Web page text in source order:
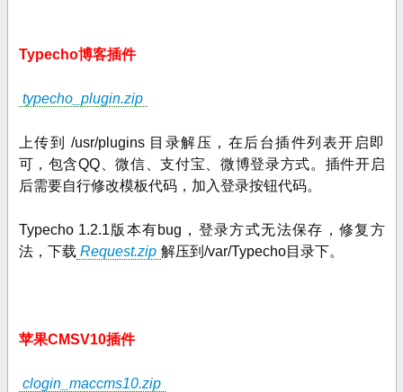
Typecho博客插件
typecho_plugin.zip
上传到 /usr/plugins 目录解压，在后台插件列表开启即
可，包含QQ、微信、支付宝 、微博登录方式。插件开启
后需要自行修改模板代码，加入登录按钮代码。
Typecho 1.2.1版本有bug，登录方式无法保存，修复方
法，下载 Request.zip 解压到/var/Typecho目录下。
苹果CMSV10插件
clogin_maccms10.zip